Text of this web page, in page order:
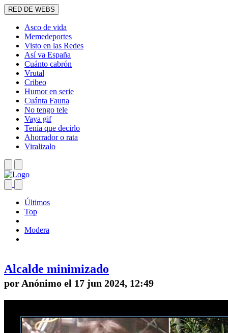
RED DE WEBS
Asco de vida
Memedeportes
Visto en las Redes
Así va España
Cuánto cabrón
Vrutal
Cribeo
Humor en serie
Cuánta Fauna
No tengo tele
Vaya gif
Tenía que decirlo
Ahorrador o rata
Viralizalo
Últimos
Top
Modera
Alcalde minimizado
por Anónimo el 17 jun 2024, 12:49